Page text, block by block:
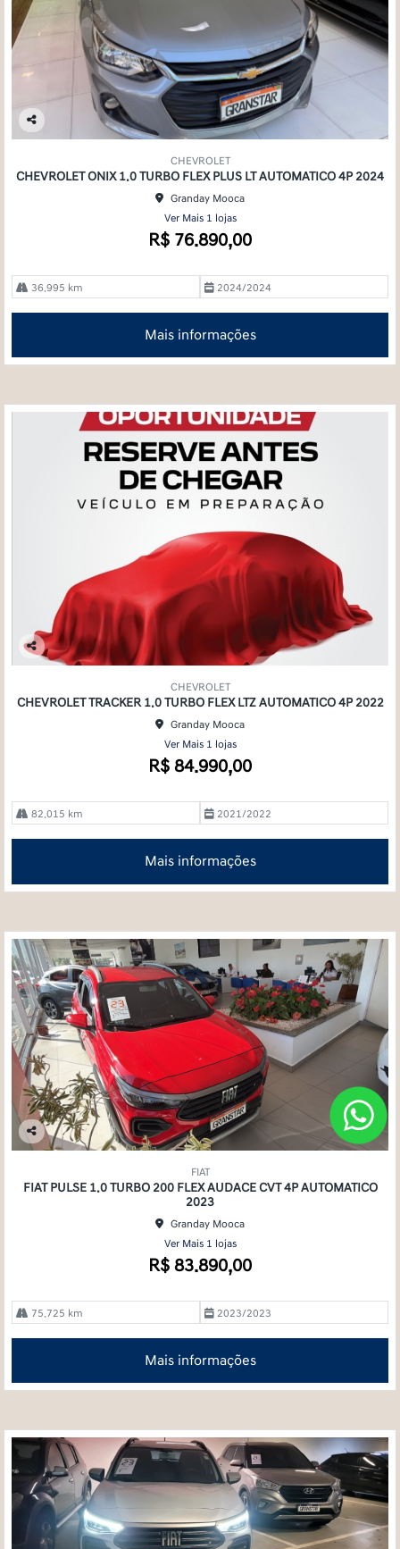
Co
arti
lhe
CHEVROLET
CHEVROLET ONIX 1.0 TURBO FLEX PLUS LT AUTOMATICO 4P 2024
Granday Mooca
Ver Mais 1 lojas
R$ 76.890,00
36.995 km 2024/2024
Mais informações
Co
arti
lhe
CHEVROLET
CHEVROLET TRACKER 1.0 TURBO FLEX LTZ AUTOMATICO 4P 2022
Granday Mooca
Ver Mais 1 lojas
R$ 84.990,00
82.015 km 2021/2022
Mais informações
Co
lhe
FIAT
FIAT PULSE 1.0 TURBO 200 FLEX AUDACE CVT 4P AUTOMATICO
2023
Granday Mooca
Ver Mais 1 lojas
R$ 83.890,00
75.725 km 2023/2023
Mais informações